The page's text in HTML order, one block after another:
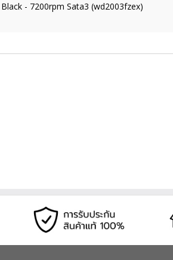
Black - 7200rpm Sata3 (wd2003fzex)